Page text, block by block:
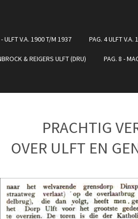
ULFT V.A. 1900 T/M 1937 PAG. 4 ULFT V.A.
& REIGERS ULFT (DRU) PAG. 8 -
PRACHTIG
OVER ULFT EN